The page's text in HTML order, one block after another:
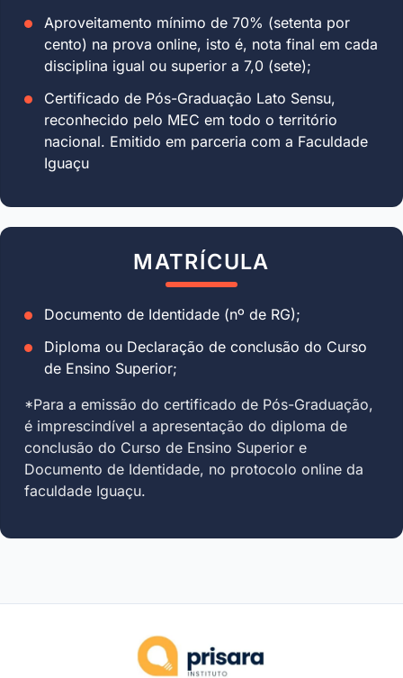
Aproveitamento mínimo de 70% (setenta por
cento) na prova online, isto é, nota final em cada
disciplina igual ou superior a 7,0 (sete);
Certificado de Pós-Graduação Lato Sensu,
reconhecido pelo MEC em todo o território
nacional. Emitido em parceria com a Faculdade
Iguaçu
MATRÍCULA
Documento de Identidade (nº de RG);
Diploma ou Declaração de conclusão do Curso
de Ensino Superior;
*Para a emissão do certificado de Pós-Graduação,
é imprescindível a apresentação do diploma de
conclusão do Curso de Ensino Superior e
Documento de Identidade, no protocolo online da
faculdade Iguaçu.